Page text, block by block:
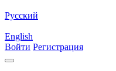
Русский
English
Войти Регистрация